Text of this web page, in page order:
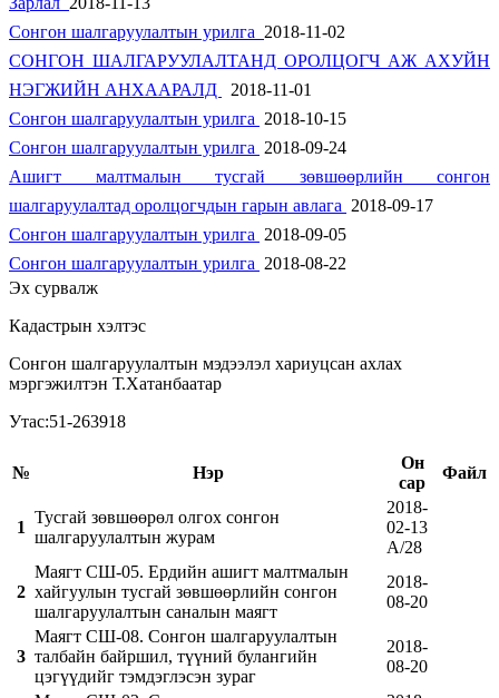
Сонгон шалгаруулалтын урилга 2018-11-02
СОНГОН ШАЛГАРУУЛАЛТАНД ОРОЛЦОГЧ АЖ АХУЙН
НЭГЖИЙН АНХААРАЛД
2018-11-01
Сонгон шалгаруулалтын урилга 2018-10-15
Сонгон шалгаруулалтын урилга 2018-09-24
Ашигт малтмалын тусгай зөвшөөрлийн сонгон
шалгаруулалтад оролцогчдын гарын авлага 2018-09-17
Сонгон шалгаруулалтын урилга 2018-09-05
Сонгон шалгаруулалтын урилга 2018-08-22
Эх сурвалж
Кадастрын хэлтэс
Сонгон шалгаруулалтын мэдээлэл хариуцсан ахлах
мэргэжилтэн Т.Хатанбаатар
Утас:51-263918
№ Нэр
Он
сар
Файл
1
Тусгай зөвшөөрөл олгох сонгон
шалгаруулалтын журам
2018-
02-13
A/28
2
Маягт СШ-05. Ердийн ашигт малтмалын
хайгуулын тусгай зөвшөөрлийн сонгон
шалгаруулалтын саналын маягт
2018-
08-20
3
Маягт СШ-08. Сонгон шалгаруулалтын
талбайн байршил, түүний булангийн
цэгүүдийг тэмдэглэсэн зураг
2018-
08-20